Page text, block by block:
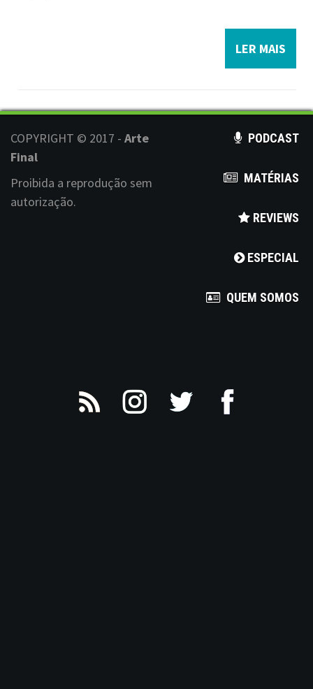
LER MAIS
COPYRIGHT © 2017 - Arte
Final
Proibida a reprodução sem
autorização.
PODCAST
MATÉRIAS
REVIEWS
ESPECIAL
QUEM SOMOS